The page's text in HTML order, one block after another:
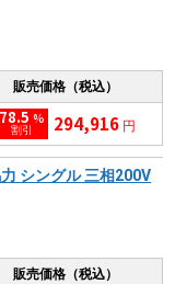
販売価格（税込）
78.5 %
割引 294,916 円
シングル 三相200V
販売価格（税込）